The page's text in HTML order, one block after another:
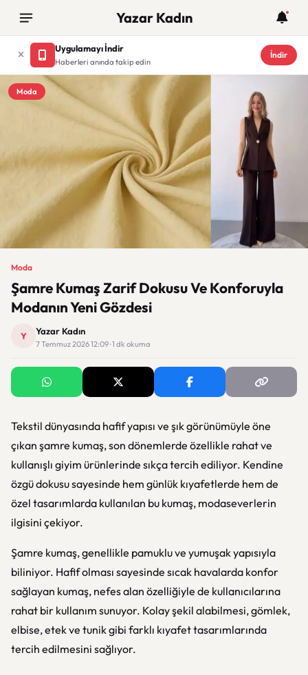
Yazar Kadın
Uygulamayı İndir
Haberleri anında takip edin
İndir
Moda
Moda
Şamre Kumaş Zarif Dokusu Ve Konforuyla
Modanın Yeni Gözdesi
Y Yazar Kadın
7 Temmuz 2026 12:09 · 1 dk okuma
Tekstil dünyasında hafif yapısı ve şık görünümüyle öne
çıkan şamre kumaş, son dönemlerde özellikle rahat ve
kullanışlı giyim ürünlerinde sıkça tercih ediliyor. Kendine
özgü dokusu sayesinde hem günlük kıyafetlerde hem de
özel tasarımlarda kullanılan bu kumaş, modaseverlerin
ilgisini çekiyor.
Şamre kumaş, genellikle pamuklu ve yumuşak yapısıyla
biliniyor. Hafif olması sayesinde sıcak havalarda konfor
sağlayan kumaş, nefes alan özelliğiyle de kullanıcılarına
rahat bir kullanım sunuyor. Kolay şekil alabilmesi, gömlek,
elbise, etek ve tunik gibi farklı kıyafet tasarımlarında
tercih edilmesini sağlıyor.